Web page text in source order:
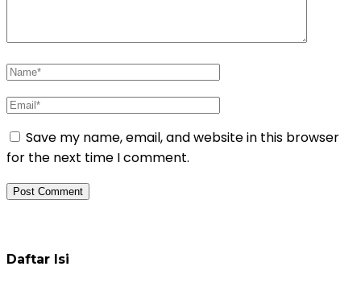
Save my name, email, and website in this browser
for the next time I comment.
Daftar Isi